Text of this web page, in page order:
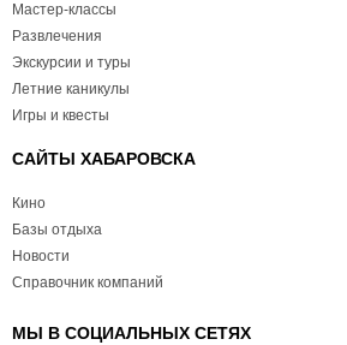
Мастер-классы
Развлечения
Экскурсии и туры
Летние каникулы
Игры и квесты
САЙТЫ ХАБАРОВСКА
Кино
Базы отдыха
Новости
Справочник компаний
МЫ В СОЦИАЛЬНЫХ СЕТЯХ